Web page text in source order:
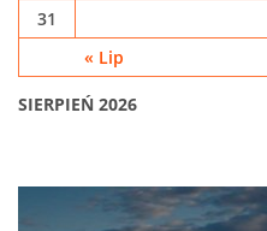
SIERPIEŃ 2026
« Lip
31